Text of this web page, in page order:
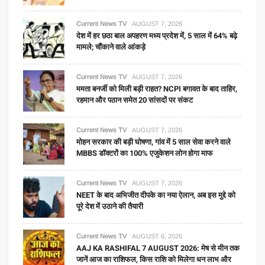
Current News TV AUGUST 7, 2026
देश में हर छठा बाल अपहरण मध्य प्रदेश में, 5 साल में 64% बढ़े
मामले; चौंकाने वाले आंकड़े
Current News TV AUGUST 7, 2026
ममता बनर्जी को मिली बड़ी राहत? NCPI बगावत के बाद ताहिर,
रहमान और पठान समेत 20 सांसदों पर संकट
Current News TV AUGUST 7, 2026
मोहन सरकार की बड़ी घोषणा, गांव में 5 साल सेवा करने वाले
MBBS डॉक्टरों का 100% एजुकेशन लोन होगा माफ
Current News TV AUGUST 7, 2026
NEET के बाद अभिजीत दीपके का नया ऐलान, अब इस मुद्दे को
पूरे देश में उठाने की तैयारी
Current News TV AUGUST 6, 2026
AAJ KA RASHIFAL 7 AUGUST 2026: मेष से मीन तक
जानें आज का राशिफल, किस राशि को मिलेगा धन लाभ और